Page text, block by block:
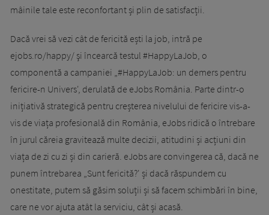
mâinile tale este reconfortant și plin de satisfacții.
Dacă vrei să vezi cât de fericită ești la job, intră pe
ejobs.ro/happy/ şi încearcă testul #HappyLaJob, o
componentă a campaniei „#HappyLaJob: un demers pentru
fericire-n Univers', derulată de eJobs România. Parte dintr-o
inițiativă strategică pentru creșterea nivelului de fericire vis-a-
vis de viața profesională din România, eJobs ridică o întrebare
în jurul căreia gravitează multe decizii, atitudini și acțiuni din
viața de zi cu zi și din carieră. eJobs are convingerea că, dacă ne
punem întrebarea „Sunt fericită?' și dacă răspundem cu
onestitate, putem să găsim soluții și să facem schimbări în bine,
care ne vor ajuta atât la serviciu, cât și acasă.